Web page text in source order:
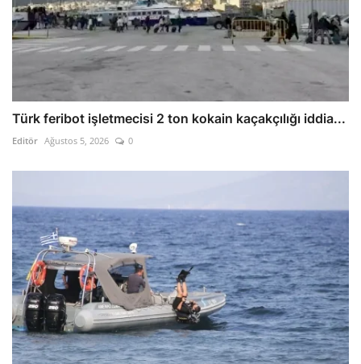
Türk feribot işletmecisi 2 ton kokain kaçakçılığı iddia...
Editör Ağustos 5, 2026 0